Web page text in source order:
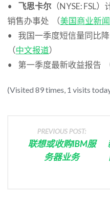
• 飞思卡尔 （NYSE: FSL
销售办事处 （美国商业新闻
• 我国一季度短信量同比
（中文报道）
• 第一季度最新收益报告
(Visited 89 times, 1 visits
PREVIOUS POST:
联想或收购IBM服
务器业务